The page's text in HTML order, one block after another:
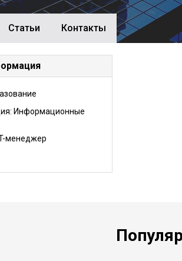
Cтатьи Контакты
Информационные
менеджер